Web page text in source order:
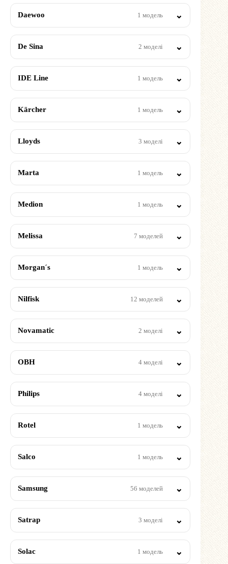
Daewoo 1 модель
De Sina 2 моделі
IDE Line 1 модель
Kärcher 1 модель
Lloyds 3 моделі
Marta 1 модель
Medion 1 модель
Melissa 7 моделей
Morgan´s 1 модель
Nilfisk 12 моделей
Novamatic 2 моделі
OBH 4 моделі
Philips 4 моделі
Rotel 1 модель
Salco 1 модель
Samsung 56 моделей
Satrap 3 моделі
Solac 1 модель